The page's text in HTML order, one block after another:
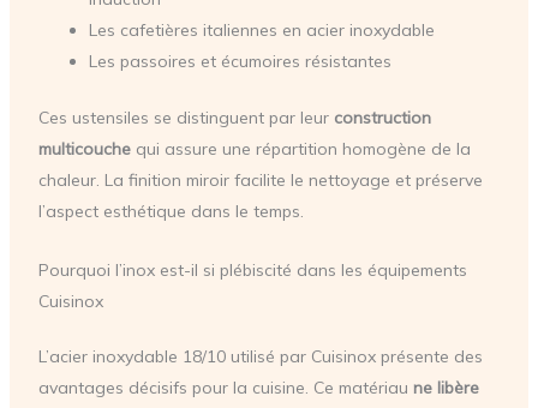
Les cafetières italiennes en acier inoxydable
Les passoires et écumoires résistantes
Ces ustensiles se distinguent par leur construction
multicouchequi assure une répartition homogène de la
chaleur. La finition miroir facilite le nettoyage et préserve
l’aspect esthétique dans le temps.
Pourquoi l’inox est-il si plébiscité dans les équipements
Cuisinox
L’acier inoxydable 18/10 utilisé par Cuisinox présente des
avantages décisifs pour la cuisine. Ce matériau ne libère